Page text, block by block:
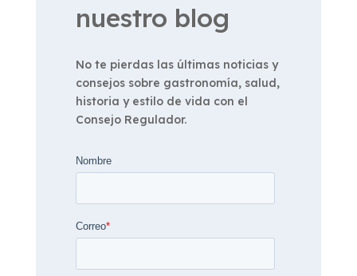
nuestro blog
No te pierdas las últimas noticias y
consejos sobre gastronomía, salud,
historia y estilo de vida con el
Consejo Regulador.